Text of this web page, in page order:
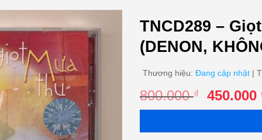
TNCD289 –
(DENON,
Thương hiệu: Đang cập nhật |
800.000₫
Giá
gốc
800.000
450.000